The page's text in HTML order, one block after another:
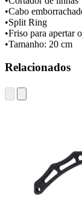
•Cabo
•Split Ring
•Friso para apertar
•Tamanho: 20 cm
Relacionados